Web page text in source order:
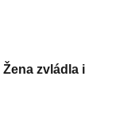
zvládla i